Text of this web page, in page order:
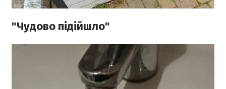
"Чудово підійшло"